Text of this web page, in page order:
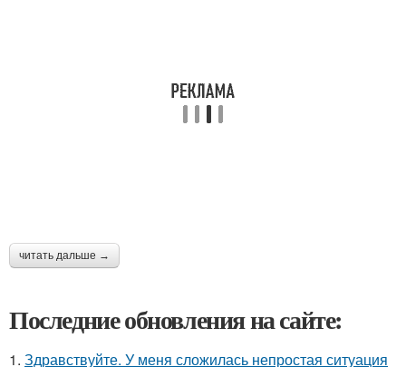
читать дальше →
Последние обновления на сайте:
1. Здравствуйте. У меня сложилась непростая ситуация